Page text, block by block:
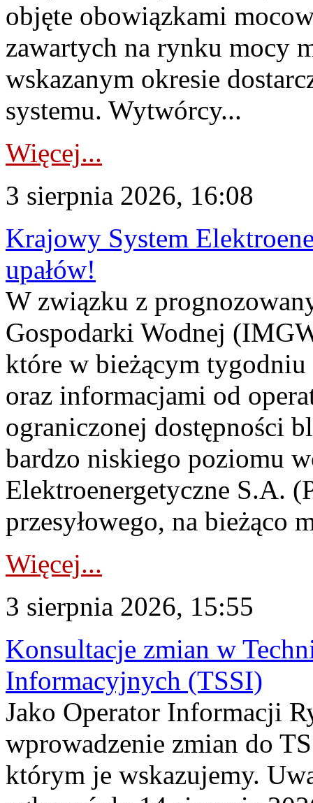
objęte obowiązkami
zawartych na rynku mocy
wskazanym okresie
systemu. Wytwórcy...
Więcej...
3 sierpnia 2026, 16:08
Krajowy System
upałów!
W związku z
Gospodarki Wodnej
które w bieżącym tygodniu
oraz informacjami od
ograniczonej dostępności
bardzo niskiego poziomu
Elektroenergetyczne S.A.
przesyłowego, na bieżąco
Więcej...
3 sierpnia 2026, 15:55
Konsultacje zmian w
Informacyjnych (TSSI)
Jako Operator Informacji
wprowadzenie zmian do
którym je wskazujemy.